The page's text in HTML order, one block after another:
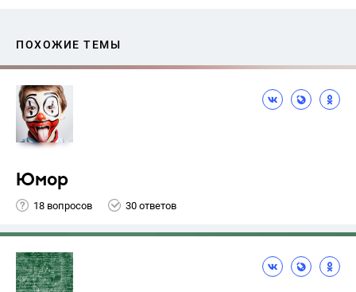
ПОХОЖИЕ ТЕМЫ
Юмор
18 вопросов 30 ответов